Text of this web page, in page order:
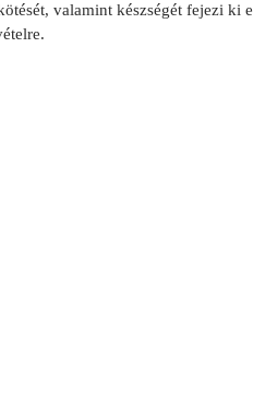
valamint készségét fejezi ki